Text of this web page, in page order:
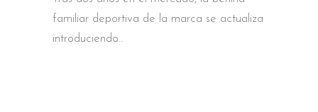
familiar deportiva de la marca se actualiza
introduciendo